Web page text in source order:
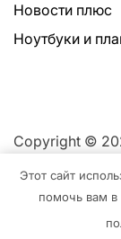
Новости плюс
Ноутбуки и
Copyright ©
платформе
Этот сайт
помочь вам в